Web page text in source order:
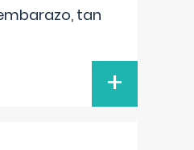
tan
+